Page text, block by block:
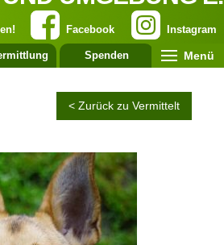
Instagram
Facebook
Spenden Menü
< Zurück zu Vermittelt